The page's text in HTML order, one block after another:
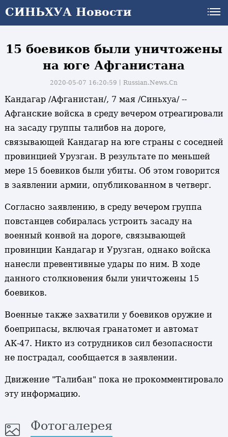
СИНЬХУА Новости
15 боевиков были уничтожены
на юге Афганистана
2020-05-07 16:20:59丨Russian.News.Cn
Кандагар /Афганистан/, 7 мая /Синьхуа/ --
Афганские войска в среду вечером отреагировали
на засаду группы талибов на дороге,
связывающей Кандагар на юге страны с соседней
провинцией Урузган. В результате по меньшей
мере 15 боевиков были убиты. Об этом говорится
в заявлении армии, опубликованном в четверг.
Согласно заявлению, в среду вечером группа
повстанцев собиралась устроить засаду на
военный конвой на дороге, связывающей
провинции Кандагар и Урузган, однако войска
нанесли превентивные удары по ним. В ходе
данного столкновения были уничтожены 15
боевиков.
Военные также захватили у боевиков оружие и
боеприпасы, включая гранатомет и автомат
АК-47. Никто из сотрудников сил безопасности
не пострадал, сообщается в заявлении.
Движение "Талибан" пока не прокомментировало
эту информацию.
Фотогалерея